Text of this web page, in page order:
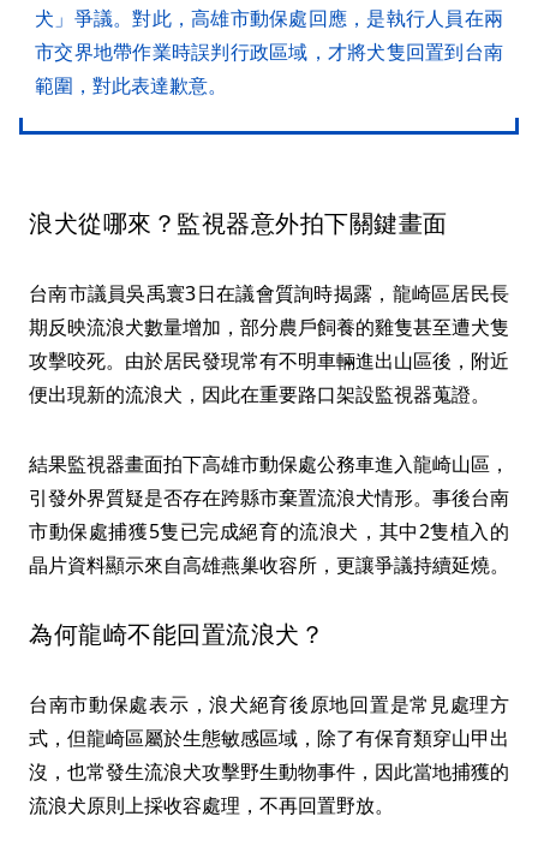
犬」爭議。對此，高雄市動保處回應，是執行人員在兩
市交界地帶作業時誤判行政區域，才將犬隻回置到台南
範圍，對此表達歉意。
浪犬從哪來？監視器意外拍下關鍵畫面
台南市議員吳禹寰3日在議會質詢時揭露，龍崎區居民長
期反映流浪犬數量增加，部分農戶飼養的雞隻甚至遭犬隻
攻擊咬死。由於居民發現常有不明車輛進出山區後，附近
便出現新的流浪犬，因此在重要路口架設監視器蒐證。
結果監視器畫面拍下高雄市動保處公務車進入龍崎山區，
引發外界質疑是否存在跨縣市棄置流浪犬情形。事後台南
市動保處捕獲5隻已完成絕育的流浪犬，其中2隻植入的
晶片資料顯示來自高雄燕巢收容所，更讓爭議持續延燒。
為何龍崎不能回置流浪犬？
台南市動保處表示，浪犬絕育後原地回置是常見處理方
式，但龍崎區屬於生態敏感區域，除了有保育類穿山甲出
沒，也常發生流浪犬攻擊野生動物事件，因此當地捕獲的
流浪犬原則上採收容處理，不再回置野放。